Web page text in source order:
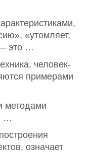
«утомляет,
это …
человек-
примерами
методами
…
означает